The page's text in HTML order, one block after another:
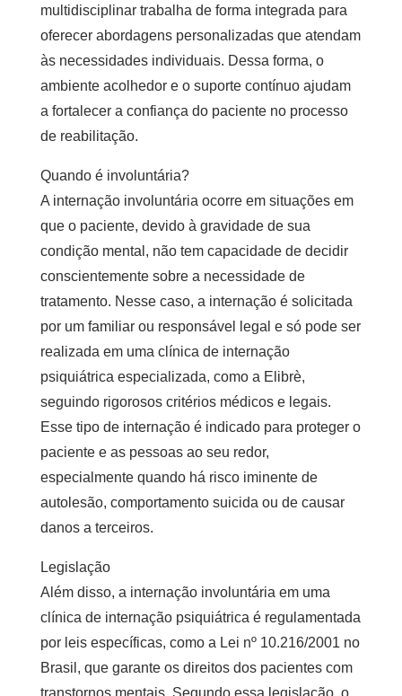
multidisciplinar trabalha de forma integrada para
oferecer abordagens personalizadas que atendam
às necessidades individuais. Dessa forma, o
ambiente acolhedor e o suporte contínuo ajudam
a fortalecer a confiança do paciente no processo
de reabilitação.
Quando é involuntária?
A internação involuntária ocorre em situações em
que o paciente, devido à gravidade de sua
condição mental, não tem capacidade de decidir
conscientemente sobre a necessidade de
tratamento. Nesse caso, a internação é solicitada
por um familiar ou responsável legal e só pode ser
realizada em uma clínica de internação
psiquiátrica especializada, como a Elibrè,
seguindo rigorosos critérios médicos e legais.
Esse tipo de internação é indicado para proteger o
paciente e as pessoas ao seu redor,
especialmente quando há risco iminente de
autolesão, comportamento suicida ou de causar
danos a terceiros.
Legislação
Além disso, a internação involuntária em uma
clínica de internação psiquiátrica é regulamentada
por leis específicas, como a Lei nº 10.216/2001 no
Brasil, que garante os direitos dos pacientes com
transtornos mentais. Segundo essa legislação, o